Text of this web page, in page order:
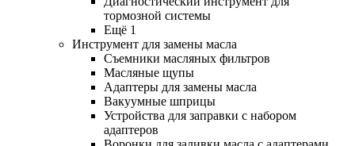
тормозной системы
Ещё 1
Инструмент для замены масла
Съемники масляных фильтров
Масляные щупы
Адаптеры для замены масла
Вакуумные шприцы
Устройства для заправки с набором
адаптеров